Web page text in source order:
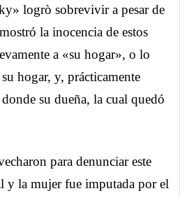
logrò sobrevivir a pesar de
la inocencia de estos
a «su hogar», o lo
hogar, y, prácticamente
su dueña, la cual quedó
para denunciar este
y la mujer fue imputada por el